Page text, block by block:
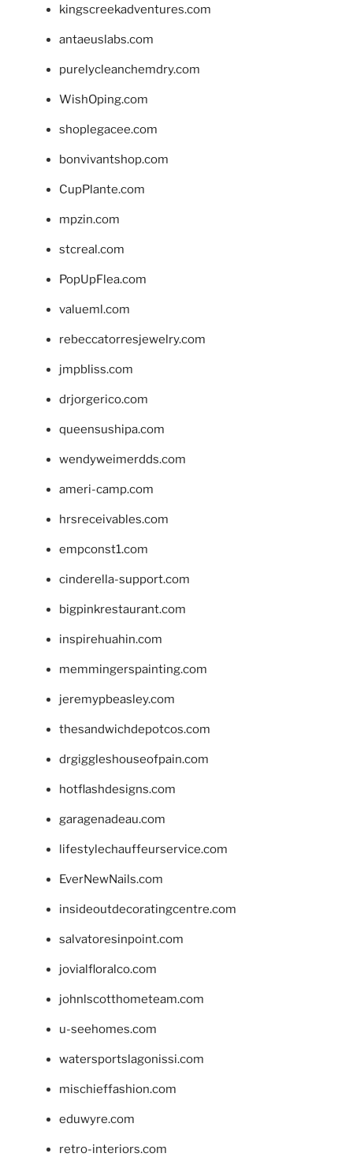
kingscreekadventures.com
antaeuslabs.com
purelycleanchemdry.com
WishOping.com
shoplegacee.com
bonvivantshop.com
CupPlante.com
mpzin.com
stcreal.com
PopUpFlea.com
valueml.com
rebeccatorresjewelry.com
jmpbliss.com
drjorgerico.com
queensushipa.com
wendyweimerdds.com
ameri-camp.com
hrsreceivables.com
empconst1.com
cinderella-support.com
bigpinkrestaurant.com
inspirehuahin.com
memmingerspainting.com
jeremypbeasley.com
thesandwichdepotcos.com
drgiggleshouseofpain.com
hotflashdesigns.com
garagenadeau.com
lifestylechauffeurservice.com
EverNewNails.com
insideoutdecoratingcentre.com
salvatoresinpoint.com
jovialfloralco.com
johnlscotthometeam.com
u-seehomes.com
watersportslagonissi.com
mischieffashion.com
eduwyre.com
retro-interiors.com